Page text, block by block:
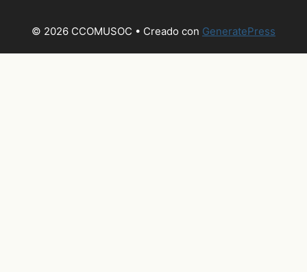
© 2026 CCOMUSOC • Creado con GeneratePress